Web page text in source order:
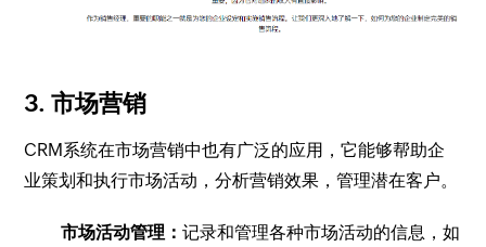
3. 市场营销
CRM系统在市场营销中也有广泛的应用，它能够帮助企
业策划和执行市场活动，分析营销效果，管理潜在客户。
市场活动管理：记录和管理各种市场活动的信息，如